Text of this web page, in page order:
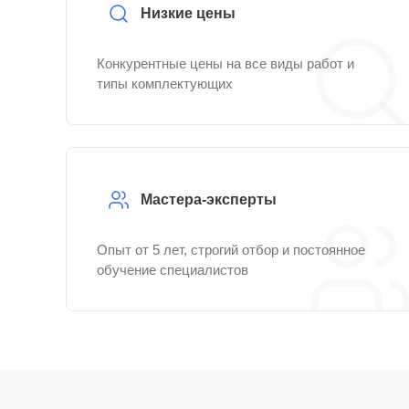
Низкие цены
Конкурентные цены на все виды работ и
типы комплектующих
Мастера-эксперты
Опыт от 5 лет, строгий отбор и постоянное
обучение специалистов